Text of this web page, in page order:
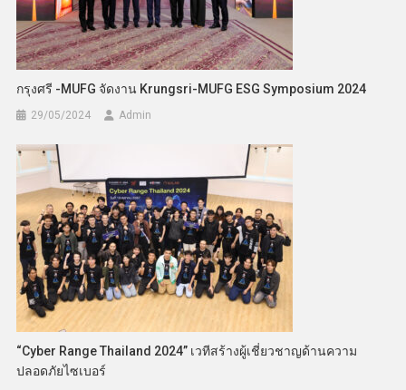
กรุงศรี -MUFG จัดงาน Krungsri-MUFG ESG Symposium 2024
29/05/2024 Admin
“Cyber Range Thailand 2024” เวทีสร้างผู้เชี่ยวชาญด้านความ
ปลอดภัยไซเบอร์